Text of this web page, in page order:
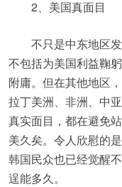
2、美国真面目
不只是中东地区
不包括为美国利益鞠
附庸。但在其他地区
拉丁美洲、非洲、中
真实面目，都在避免
美久矣。令人欣慰的
韩国民众也已经觉醒
逞能多久。